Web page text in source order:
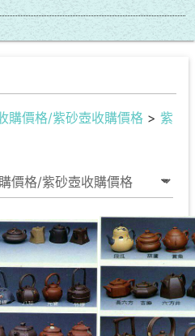
購價格/紫砂壺收購價格 > 紫